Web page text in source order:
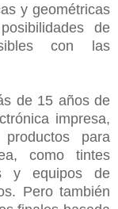
y geométricas
de
con las
de 15 años de
impresa,
para
como tintes
y equipos de
Pero también